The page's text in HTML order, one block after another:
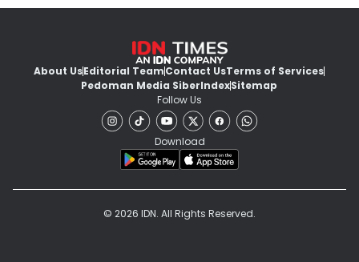
About UsEditorial TeamContact UsTerms of Services
Pedoman Media SiberIndexSitemap
Follow Us
Download
© 2026 IDN. All Rights Reserved.